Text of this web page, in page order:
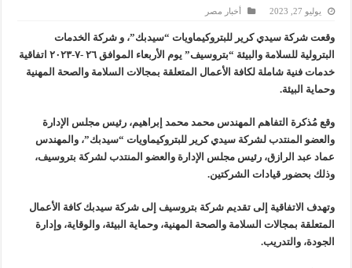
يوليو 27, 2023 أخبار مصر
وقعت شركة سيدي كرير للبتروكيماويات “سيدبك”، و شركة الخدمات
البترولية للسلامة والبيئة “بتروسيف” يوم الأربعاء الموافق ٢٦ -٧-٢٠٢٣ اتفاقية
خدمات فنية شاملة لكافة الأعمال المتعلقة بمجالات السلامة والصحة المهنية
وحماية البيئة.
وقع مُذكرة التفاهم المهندس محمد محمد إبراهيم، رئيس مجلس الإدارة
والعضو المنتدب لشركة سيدي كرير للبتروكيماويات “سيدبك”، والمهندس
عماد عبد الرازق، رئيس مجلس الإدارة والعضو المنتدب لشركة بتروسيف،
وذلك بحضور قيادات الشركتين.
وتهدف الاتفاقية إلى تقديم شركة بتروسيف إلى شركة سيدبك كافة الأعمال
المتعلقة بمجالات السلامة والصحة المهنية، وحماية البيئة، والوقاية، وإدارة
الجودة، والتدريب.